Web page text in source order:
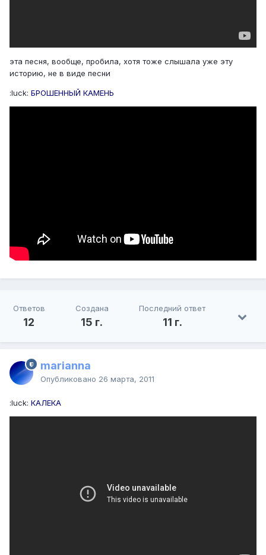
эта песня, вообще, пробила, хотя тоже слышала уже эту
историю, не в виде песни
:luck: БРОШЕННЫЙ КАМЕНЬ
Ответов
12
Создана
15 г.
Последний ответ
11 г.
marianna
Опубликовано 26 марта, 2011
:luck: КАЛЕКА